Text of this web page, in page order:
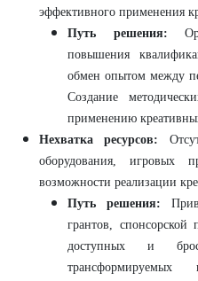
эффективного применения
Путь решения:
повышения
обмен опытом между
Создание
применению
Нехватка ресурсов:
оборудования, игровых
возможности реализации
Путь решения:
грантов,
доступных и
трансформируемых